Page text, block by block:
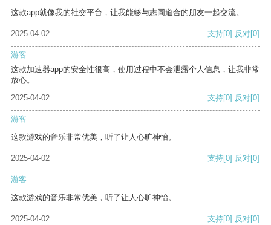
这款app就像我的社交平台，让我能够与志同道合的朋友一起交流。
2025-04-02 支持[0] 反对[0]
游客
这款加速器app的安全性很高，使用过程中不会泄露个人信息，让我非常
放心。
2025-04-02
支持[0] 反对[0]
游客
这款游戏的音乐非常优美，听了让人心旷神怡。
2025-04-02 支持[0] 反对[0]
游客
这款游戏的音乐非常优美，听了让人心旷神怡。
2025-04-02 支持[0] 反对[0]